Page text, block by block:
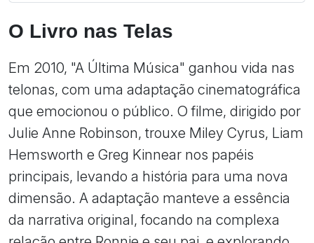
O Livro nas Telas
Em 2010, "A Última Música" ganhou vida nas
telonas, com uma adaptação cinematográfica
que emocionou o público. O filme, dirigido por
Julie Anne Robinson, trouxe Miley Cyrus, Liam
Hemsworth e Greg Kinnear nos papéis
principais, levando a história para uma nova
dimensão. A adaptação manteve a essência
da narrativa original, focando na complexa